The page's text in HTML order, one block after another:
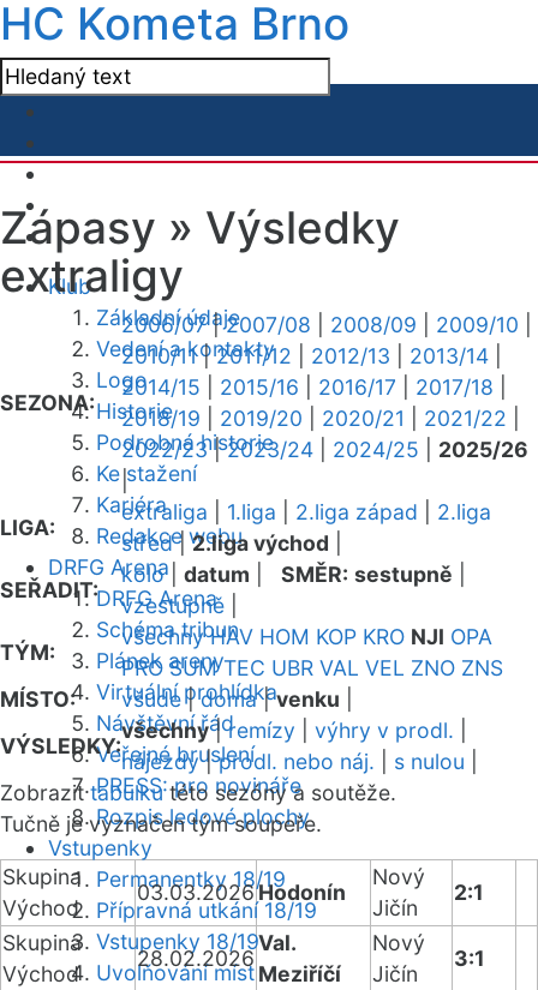
HC Kometa Brno
Klub
Základní údaje
Vedení a kontakty
Logo
Historie
Podrobná historie
Ke stažení
Kariéra
Redakce webu
DRFG Arena
DRFG Arena
Schéma tribun
Plánek areny
Virtuální prohlídka
Návštěvní řád
Veřejné bruslení
PRESS: pro novináře
Rozpis ledové plochy
Vstupenky
Permanentky 18/19
Přípravná utkání 18/19
Vstupenky 18/19
Uvolňování míst
Zápasy » Výsledky
extraligy
SEZONA:
2006/07|2007/08 2008/09 2009/10
2010/11|2011/12 2012/13 2013/14
2014/15
2015/16 2016/17 2017/18
2018/19
2019/20 2020/21 2021/22
2022/23|2023/24 2024/25
2025/26
|
LIGA:
extraliga 1.liga 2.liga západ
2.liga
střed|2.liga východ
SEŘADIT:
kolo| datum SMĚR: sestupně
vzestupně
TÝM:
všechny HAV HOM KOP KRO NJI OPA
PRO SUM TEC UBR VAL VEL ZNO ZNS
MÍSTO:
všude|doma|venku
VÝSLEDKY:
všechny|remízy výhry v prodl.
nájezdy|prodl. nebo náj. s nulou
Zobrazittabulkutéto sezóny a soutěže.
Tučně je vyznačen tým soupeře.
Skupina
Východ
03.03.2026Hodonín
Nový
Jičín
2:1
Skupina
Východ
28.02.2026
Val.
Meziříčí
Nový
Jičín
3:1